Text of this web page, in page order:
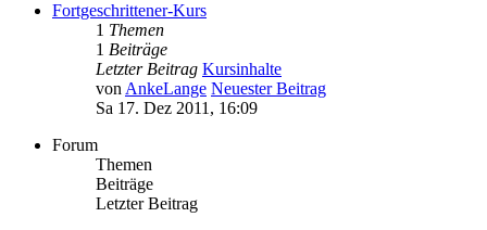
Fortgeschrittener-Kurs
1 Themen
1 Beiträge
Letzter Beitrag Kursinhalte
vonAnkeLange Neuester Beitrag
Sa 17. Dez 2011, 16:09
Forum
Themen
Beiträge
Letzter Beitrag